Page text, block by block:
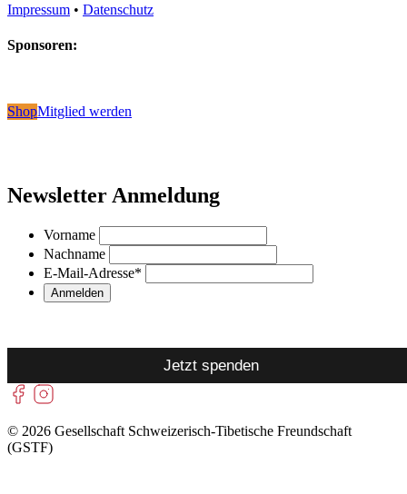
Impressum • Datenschutz
Sponsoren:
ShopMitglied werden
Newsletter Anmeldung
Vorname
Nachname
E-Mail-Adresse*
Jetzt spenden
© 2026 Gesellschaft Schweizerisch-Tibetische Freundschaft
(GSTF)